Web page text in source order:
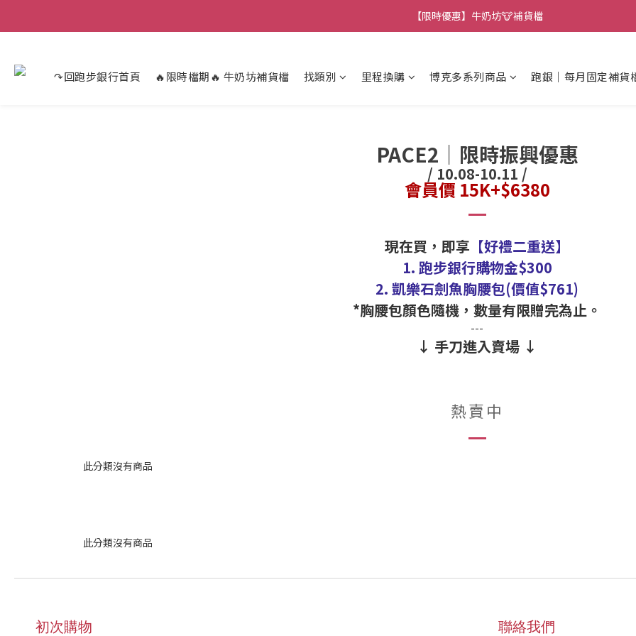
【限時優惠】牛奶坊🐮補貨檔
↷回跑步銀行首頁 🔥限時檔期🔥 牛奶坊補貨檔 找類別 里程換購 博克多系列商品 跑銀｜每月固定補貨
PACE2│ 限時振興優惠
/ 10.08-10.11 /
會員價 15K+$6380
現在買，即享 【好禮二重送】
1. 跑步銀行購物金$300
2. 凱樂石劍魚胸腰包(價值$761)
*胸腰包顏色隨機，數量有限贈完為止。
---
↓ 手刀進入賣場 ↓
熱賣中
此分類沒有商品
此分類沒有商品
初次購物 聯絡我們